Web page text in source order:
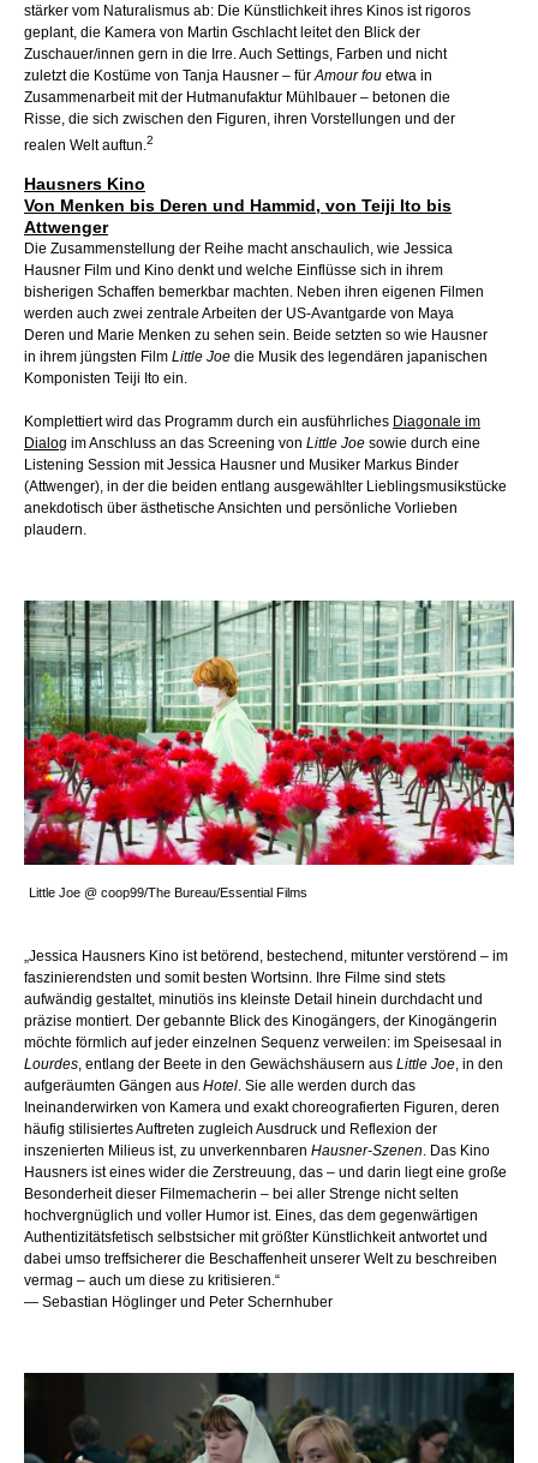
stärker vom Naturalismus ab: Die Künstlichkeit ihres Kinos ist rigoros
geplant, die Kamera von Martin Gschlacht leitet den Blick der
Zuschauer/innen gern in die Irre. Auch Settings, Farben und nicht
zuletzt die Kostüme von Tanja Hausner – fürAmour fou etwa in
Zusammenarbeit mit der Hutmanufaktur Mühlbauer – betonen die
Risse, die sich zwischen den Figuren, ihren Vorstellungen und der
realen Welt auftun.2
Hausners Kino
Von Menken bis Deren und Hammid, von Teiji Ito bis
Attwenger
Die Zusammenstellung der Reihe macht anschaulich, wie Jessica
Hausner Film und Kino denkt und welche Einflüsse sich in ihrem
bisherigen Schaffen bemerkbar machten. Neben ihren eigenen Filmen
werden auch zwei zentrale Arbeiten der US-Avantgarde von Maya
Deren und Marie Menken zu sehen sein. Beide setzten so wie Hausner
in ihrem jüngsten Film Little Joe die Musik des legendären japanischen
Komponisten Teiji Ito ein.
Komplettiert wird das Programm durch ein ausführliches Diagonale im
Dialog im Anschluss an das Screening von Little Joe sowie durch eine
Listening Session mit Jessica Hausner und Musiker Markus Binder
(Attwenger), in der die beiden entlang ausgewählter Lieblingsmusikstücke
anekdotisch über ästhetische Ansichten und persönliche Vorlieben
plaudern.
Little Joe @ coop99/The Bureau/Essential Films
„Jessica Hausners Kino ist betörend, bestechend, mitunter verstörend – im
faszinierendsten und somit besten Wortsinn. Ihre Filme sind stets
aufwändig gestaltet, minutiös ins kleinste Detail hinein durchdacht und
präzise montiert. Der gebannte Blick des Kinogängers, der Kinogängerin
möchte förmlich auf jeder einzelnen Sequenz verweilen: im Speisesaal in
Lourdes, entlang der Beete in den Gewächshäusern aus Little Joe, in den
aufgeräumten Gängen aus Hotel. Sie alle werden durch das
Ineinanderwirken von Kamera und exakt choreografierten Figuren, deren
häufig stilisiertes Auftreten zugleich Ausdruck und Reflexion der
inszenierten Milieus ist, zu unverkennbaren Hausner-Szenen. Das Kino
Hausners ist eines wider die Zerstreuung, das – und darin liegt eine große
Besonderheit dieser Filmemacherin – bei aller Strenge nicht selten
hochvergnüglich und voller Humor ist. Eines, das dem gegenwärtigen
Authentizitätsfetisch selbstsicher mit größter Künstlichkeit antwortet und
dabei umso treffsicherer die Beschaffenheit unserer Welt zu beschreiben
vermag – auch um diese zu kritisieren.“
— Sebastian Höglinger und Peter Schernhuber